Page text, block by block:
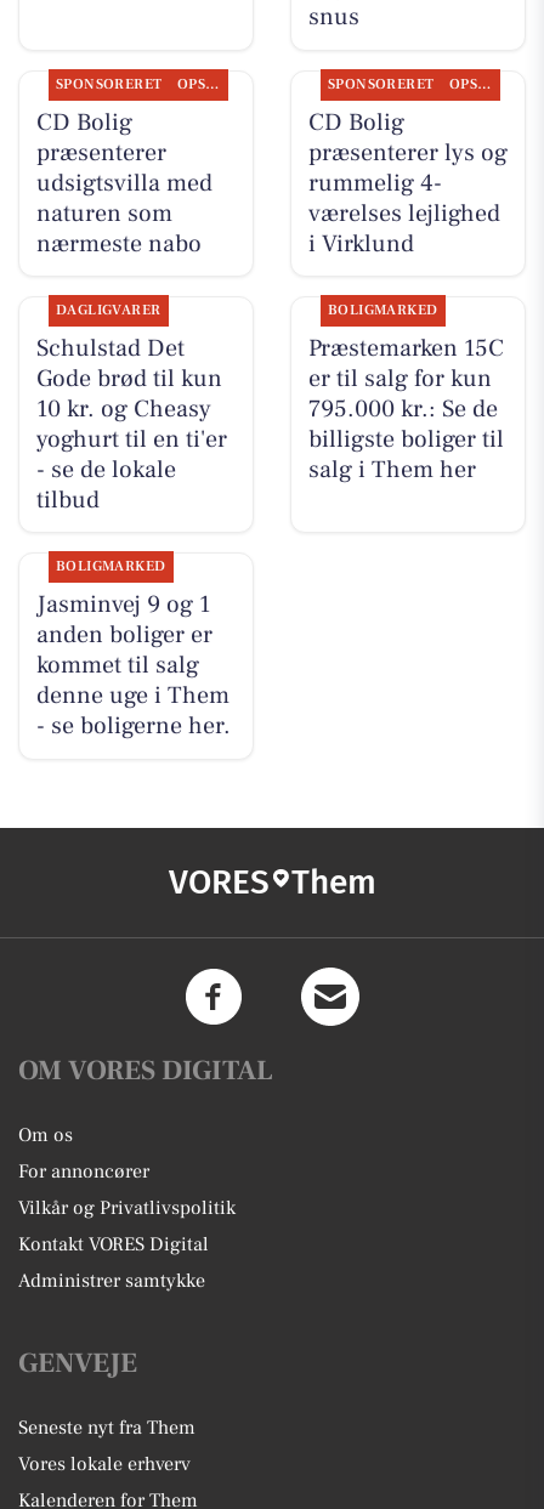
snus
SPONSORERET OPSLAGSTAVLEN
CD Bolig
præsenterer
udsigtsvilla med
naturen som
nærmeste nabo
SPONSORERET OPSLAGSTAVLEN
CD Bolig
præsenterer lys og
rummelig 4-
værelses lejlighed
i Virklund
DAGLIGVARER
Schulstad Det
Gode brød til kun
10 kr. og Cheasy
yoghurt til en ti'er
- se de lokale
tilbud
BOLIGMARKED
Præstemarken 15C
er til salg for kun
795.000 kr.: Se de
billigste boliger til
salg i Them her
BOLIGMARKED
Jasminvej 9 og 1
anden boliger er
kommet til salg
denne uge i Them
- se boligerne her.
VORES Them
OM VORES DIGITAL
Om os
For annoncører
Vilkår og Privatlivspolitik
Kontakt VORES Digital
Administrer samtykke
GENVEJE
Seneste nyt fra Them
Vores lokale erhverv
Kalenderen for Them